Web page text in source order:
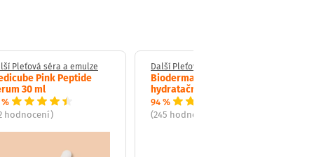
Pleťová séra a emulze
Pink Peptide
30 ml
hodnocení)
Další Pleťová séra a emulze
Bioderma Hydrabio sérum
hydratační 40 ml
94 %
(245 hodnocení)